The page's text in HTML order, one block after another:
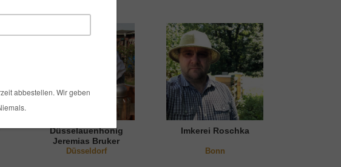
Düsselauenhonig
Jeremias Bruker
Düsseldorf
Imkerei Roschka
Bonn